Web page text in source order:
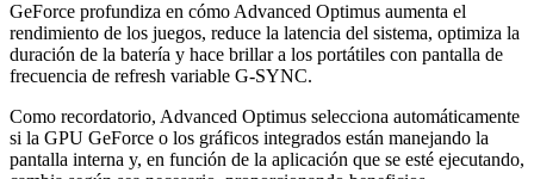
GeForce profundiza en cómo Advanced Optimus aumenta el
rendimiento de los juegos, reduce la latencia del sistema, optimiza la
duración de la batería y hace brillar a los portátiles con pantalla de
frecuencia de refresh variable G-SYNC.
Como recordatorio, Advanced Optimus selecciona automáticamente
si la GPU GeForce o los gráficos integrados están manejando la
pantalla interna y, en función de la aplicación que se esté ejecutando,